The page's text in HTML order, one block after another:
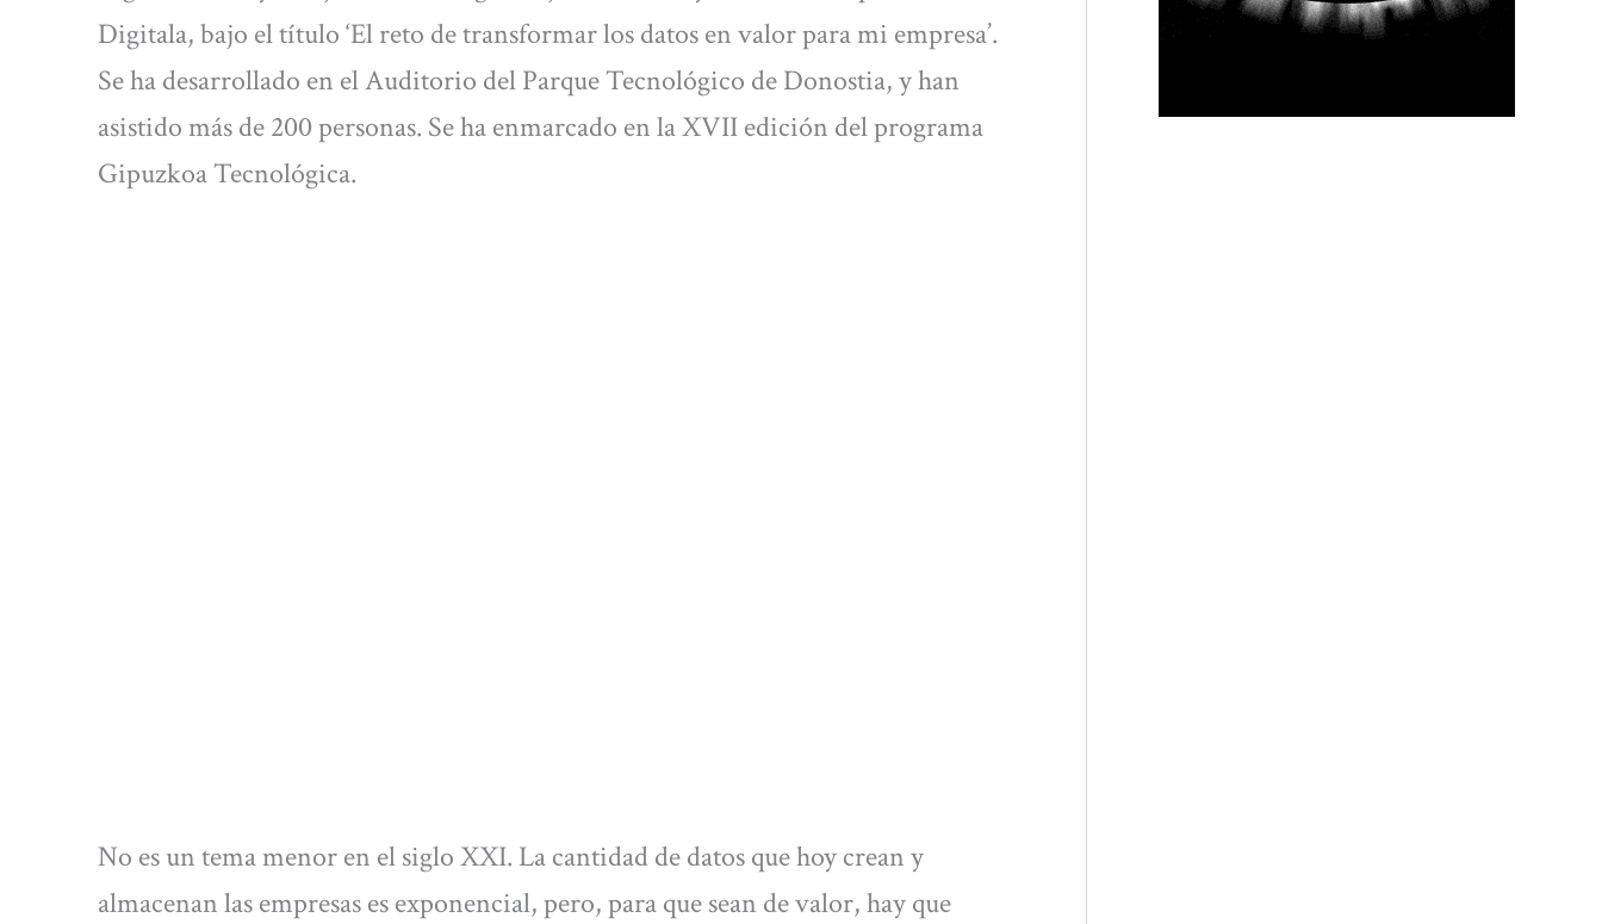
Digitala, bajo el título ‘El reto de transformar los datos en valor para mi empresa’.
Se ha desarrollado en el Auditorio del Parque Tecnológico de Donostia, y han
asistido más de 200 personas. Se ha enmarcado en la XVII edición del programa
Gipuzkoa Tecnológica.
No es un tema menor en el siglo XXI. La cantidad de datos que hoy crean y
almacenan las empresas es exponencial, pero, para que sean de valor, hay que